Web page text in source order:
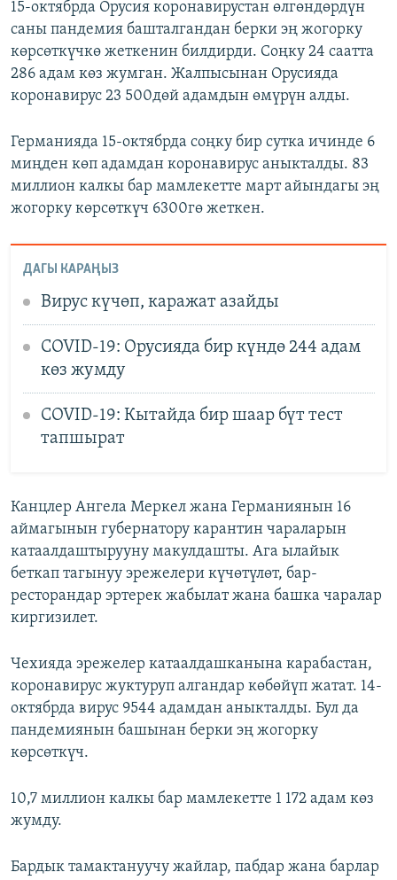
15-октябрда Орусия коронавирустан өлгөндөрдүн
саны пандемия башталгандан берки эң жогорку
көрсөткүчкө жеткенин билдирди. Соңку 24 саатта
286 адам көз жумган. Жалпысынан Орусияда
коронавирус 23 500дөй адамдын өмүрүн алды.
Германияда 15-октябрда соңку бир сутка ичинде 6
миңден көп адамдан коронавирус аныкталды. 83
миллион калкы бар мамлекетте март айындагы эң
жогорку көрсөткүч 6300гө жеткен.
ДАГЫ КАРАҢЫЗ
Вирус күчөп, каражат азайды
COVID-19: Орусияда бир күндө 244 адам
көз жумду
COVID-19: Кытайда бир шаар бүт тест
тапшырат
Канцлер Ангела Меркел жана Германиянын 16
аймагынын губернатору карантин чараларын
катаалдаштырууну макулдашты. Ага ылайык
беткап тагынуу эрежелери күчөтүлөт, бар-
ресторандар эртерек жабылат жана башка чаралар
киргизилет.
Чехияда эрежелер катаалдашканына карабастан,
коронавирус жуктуруп алгандар көбөйүп жатат. 14-
октябрда вирус 9544 адамдан аныкталды. Бул да
пандемиянын башынан берки эң жогорку
көрсөткүч.
10,7 миллион калкы бар мамлекетте 1 172 адам көз
жумду.
Бардык тамактануучу жайлар, пабдар жана барлар